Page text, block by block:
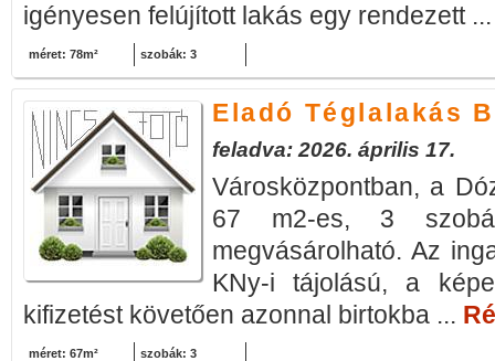
igényesen felújított lakás egy rendezett
méret: 78m² szobák: 3
Eladó Téglalakás
feladva: 2026. április 17.
Városközpontban, a
67 m2-es, 3
megvásárolható. Az
KNy-i tájolású, a
kifizetést követően azonnal birtokba ...
méret: 67m² szobák: 3